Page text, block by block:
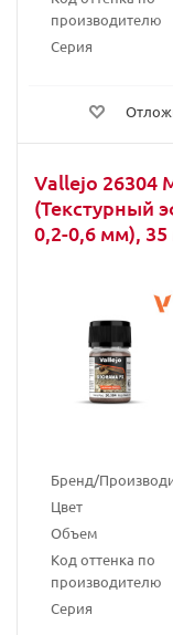
производителю
Серия
Vallejo 26304
(Текстурный
0,2-0,6 мм),
Бренд/
Цвет
Объем
Код оттенка по
производителю
Серия